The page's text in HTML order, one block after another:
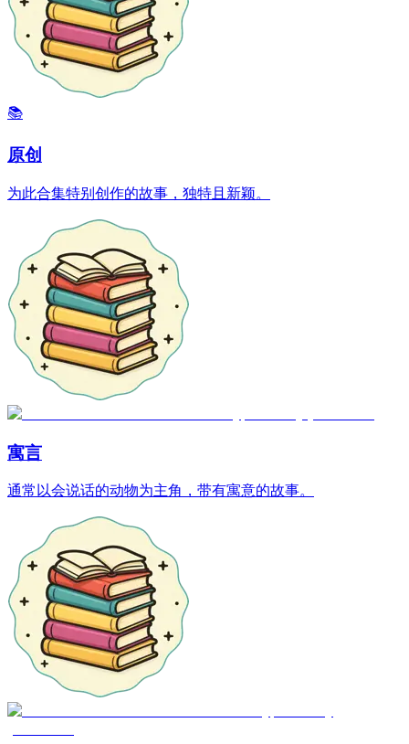
📚
原创
为此合集特别创作的故事，独特且新颖。
寓言
通常以会说话的动物为主角，带有寓意的故事。